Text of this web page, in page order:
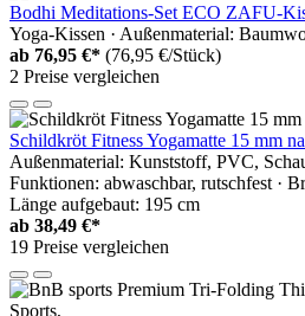
Bodhi Meditations-Set ECO ZAFU-
Yoga-Kissen · Außenmaterial:
ab 76,95 €* (76,95 €/Stück)
2 Preise vergleichen
Schildkröt Fitness Yogamatte 15 mm
Außenmaterial: Kunststoff, PVC,
Funktionen: abwaschbar, rutschfest ·
Länge aufgebaut: 195 cm
ab 38,49 €*
19 Preise vergleichen